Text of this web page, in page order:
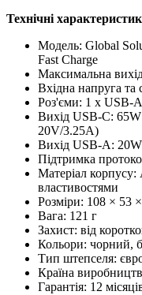
Технічні
Модель: Global
Fast Charge
Максимальна
Вхідна напруга
Роз'єми: 1 x USB-
Вихід USB-C:
20V/3.25A)
Вихід USB-A:
Підтримка
Матеріал
властивостями
Розміри: 108 × 53
Вага: 121 г
Захист: від
Кольори: чорний,
Тип штепселя:
Країна
Гарантія: 12